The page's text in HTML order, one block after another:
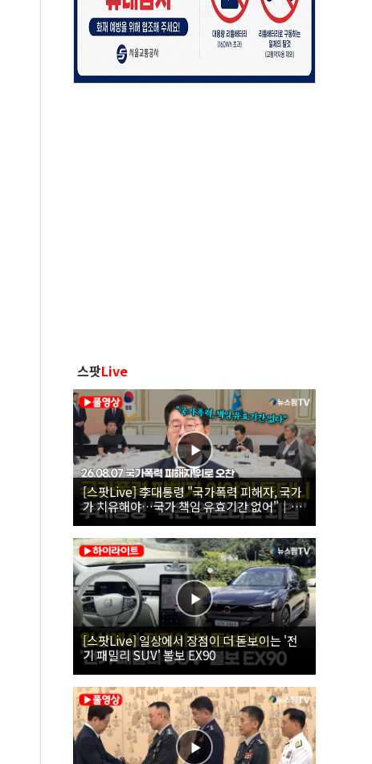
스팟Live
[스팟Live] 李대통령 "국가폭력 피해자, 국가
가 치유해야…국가 책임 유효기간 없어"｜
26.08.07 국가폭력 피해자 위로 오찬
[스팟Live] 일상에서 장점이 더 돋보이는 '전
기 패밀리 SUV' 볼보 EX90